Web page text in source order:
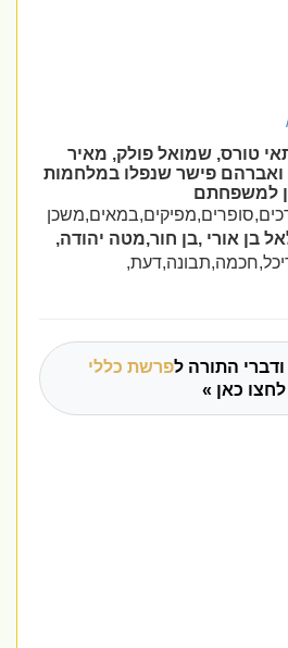
טורס, שמואל פולק, מאיר
פישר שנפלו במלחמות
למשפחתם
,משכן
בן אורי ,בן חור,מטה יהודה,
התורה לפרשת כללי
כאן »